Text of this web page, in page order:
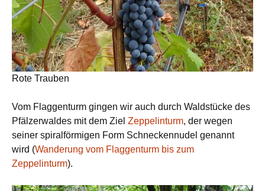
Rote Trauben
Vom Flaggenturm gingen wir auch durch Waldstücke des
Pfälzerwaldes mit dem Ziel Zeppelinturm, der wegen
seiner spiralförmigen Form Schneckennudel genannt
wird (Wanderung vom Flaggenturm bis zum
Zeppelinturm).